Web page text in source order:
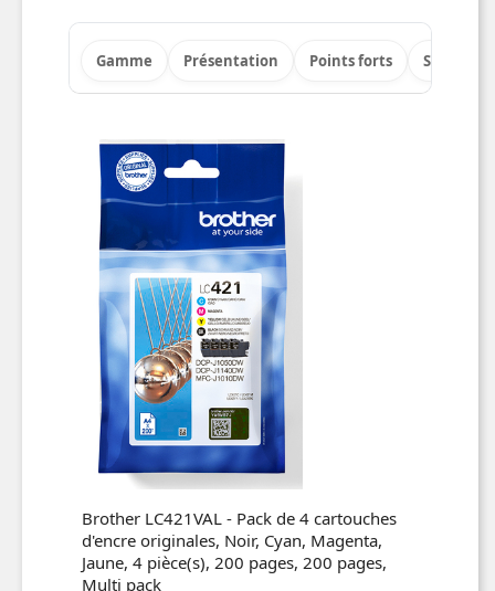
Gamme Présentation Points forts
Brother LC421VAL - Pack de 4 cartouches
d'encre originales, Noir, Cyan, Magenta,
Jaune, 4 pièce(s), 200 pages, 200 pages,
Multi pack